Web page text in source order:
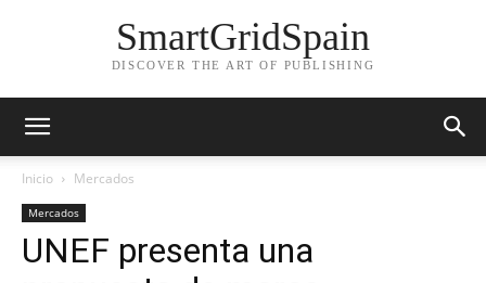
SmartGridSpain
DISCOVER THE ART OF PUBLISHING
Inicio Mercados
Mercados
UNEF presenta una